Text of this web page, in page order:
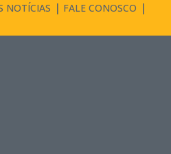
NOTÍCIAS FALE CONOSCO